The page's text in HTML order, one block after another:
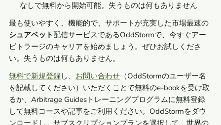
なしで無料から開始可能。失うものは何もありません
最も使いやすく、機能的で、サポートが充実した市場最速の
シュアベット配信サービスであるOddStormで、今すぐアー
ビトラージのキャリアを始めましょう。ぜひお試しくださ
い。失うものは何もありません。
無料で新規登録し、 お問い合わせ （OddStormのユーザー名
を記載してください）いただくことで無料のe-bookを受け取
るか、Arbitrage Guidesトレーニングプログラムに無料登録
して無料コースや記事をご利用ください。OddStormをダウ